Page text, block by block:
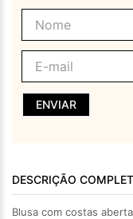
ENVIAR
DESCRIÇÃO
Blusa com costas